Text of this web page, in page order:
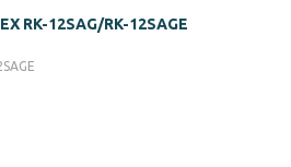
RK-12SAG/RK-12SAGE